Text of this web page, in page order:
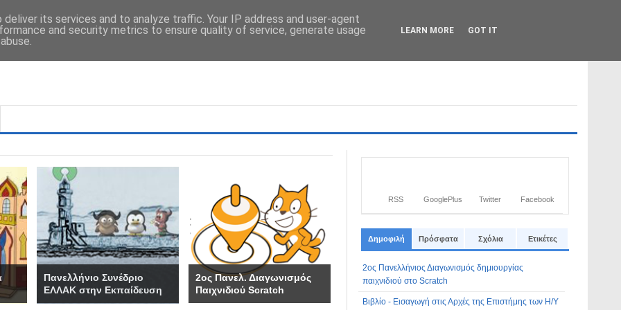
Πανελλήνιο Συνέδριο
ΕΛΛΑΚ στην Εκπαίδευση
2ος Πανελ. Διαγωνισμός
Παιχνιδιού Scratch
RSS GooglePlus Twitter Facebook
Δημοφιλή Πρόσφατα Σχόλια Ετικέτες
2ος Πανελλήνιος Διαγωνισμός δημιουργίας
παιχνιδιού στο Scratch
Βιβλίο - Εισαγωγή στις Αρχές της Επιστήμης των Η/Υ
its services and to analyze traffic. Your IP address and user-agent
and security metrics to ensure quality of service, generate usage
LEARN MORE GOT IT